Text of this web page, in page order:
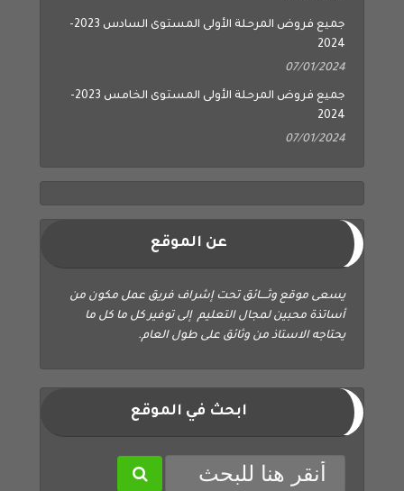
2024
2024
أساتذة محبين لمجال التعليم إلى توفير كل ما كل ما
يحتاجه الاستاذ من وثائق على طول العام.